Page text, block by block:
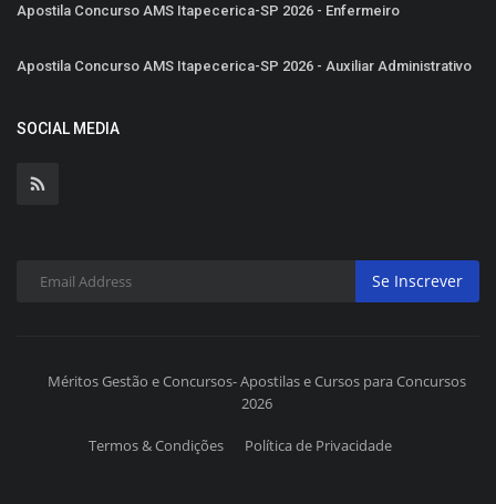
Apostila Concurso AMS Itapecerica-SP 2026 - Enfermeiro
Apostila Concurso AMS Itapecerica-SP 2026 - Auxiliar Administrativo
SOCIAL MEDIA
Se Inscrever
Méritos Gestão e Concursos- Apostilas e Cursos para Concursos
2026
Termos & Condições Política de Privacidade